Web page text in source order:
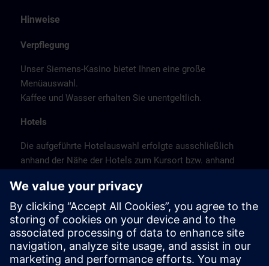
Hinweise
Verpflegung
Unser Siemens-Kasino bietet Ihnen eine große
Menüauswahl.
Kaffee und Wasser erhalten Sie unentgeltlich.
Hotels
Die aufgeführte Hotelauswahl erfolgte ausschließlich
anhand der Nähe der Hotels zum Kursort bzw. anhand
Veranstaltungsort.
Es handelt sich hierbei nicht um Siemens-
Vertragshotels, daher können wir für die Qualität der
Hotels keine Gewähr übernehmen.
Stornierung